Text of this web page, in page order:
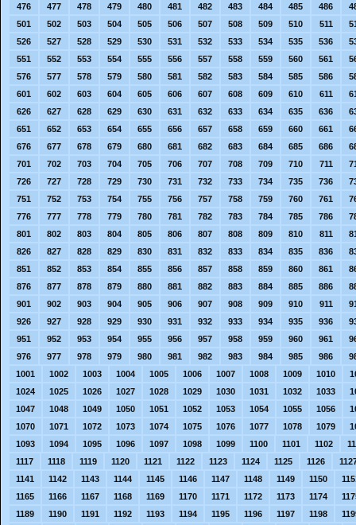
476
477 478 479 480 481 482 483 484 485 486
501
502 503 504 505 506 507 508 509 510 511
526
527 528 529 530 531 532 533 534 535 536
551
552 553 554 555 556 557 558 559 560 561
576
577 578 579 580 581 582 583 584 585 586
601
602 603 604 605 606 607 608 609 610 611
626
627 628 629 630 631 632 633 634 635 636
651
652 653 654 655 656 657 658 659 660 661
676
677 678 679 680 681 682 683 684 685 686
701
702 703 704 705 706 707 708 709 710 711
726
727 728 729 730 731 732 733 734 735 736
751
752 753 754 755 756 757 758 759 760 761
776
777 778 779 780 781 782 783 784 785 786
801
802 803 804 805 806 807 808 809 810 811
826
827 828 829 830 831 832 833 834 835 836
851
852 853 854 855 856 857 858 859 860 861
876
877 878 879 880 881 882 883 884 885 886
901
902 903 904 905 906 907 908 909 910 911
926
927 928 929 930 931 932 933 934 935 936
951
952 953 954 955 956 957 958 959 960 961
976
977 978 979 980 981 982 983 984 985 986
1001
1002 1003 1004 1005 1006 1007 1008 1009 1010
1024
1025 1026 1027 1028 1029 1030 1031 1032 1033
1047
1048 1049 1050 1051 1052 1053 1054 1055 1056
1070
1071 1072 1073 1074 1075 1076 1077 1078 1079
1093
1094 1095 1096 1097 1098 1099 1100 1101 1102
1117
1118 1119 1120 1121 1122 1123 1124 1125 1126
1141
1142 1143 1144 1145 1146 1147 1148 1149 1150
1165
1166 1167 1168 1169 1170 1171 1172 1173 1174
1189
1190 1191 1192 1193 1194 1195 1196 1197 1198